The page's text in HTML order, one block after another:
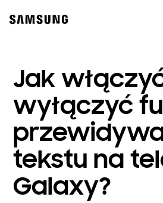
content
Jak
wyłączyć
tekstu na
Galaxy?